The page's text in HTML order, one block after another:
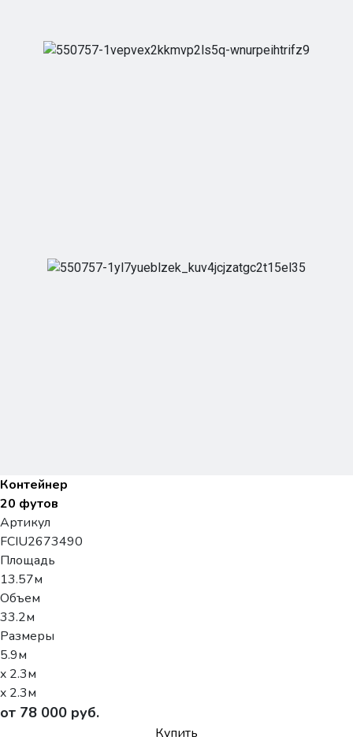
Контейнер
20 футов
Артикул
FCIU2673490
Площадь
13.57м
Объем
33.2м
Размеры
5.9м
x 2.3м
x 2.3м
от 78 000 руб.
Купить